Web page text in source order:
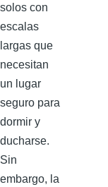
solos con
escalas
largas que
necesitan
un lugar
seguro para
dormir y
ducharse.
Sin
embargo, la